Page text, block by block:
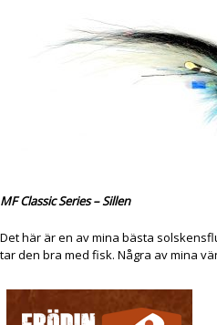
MF Classic Series – Sillen
Det här är en av mina bästa
tar den bra med fisk. Några av mina